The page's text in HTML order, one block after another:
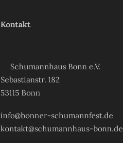
Kontakt
Schumannhaus Bonn e.V.
Sebastianstr. 182
53115 Bonn
info@bonner-schumannfest.de
kontakt@schumannhaus-bonn.de